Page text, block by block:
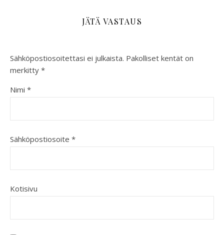
JÄTÄ VASTAUS
Sähköpostiosoitettasi ei julkaista. Pakolliset kentät on
merkitty *
Nimi *
Sähköpostiosoite *
Kotisivu